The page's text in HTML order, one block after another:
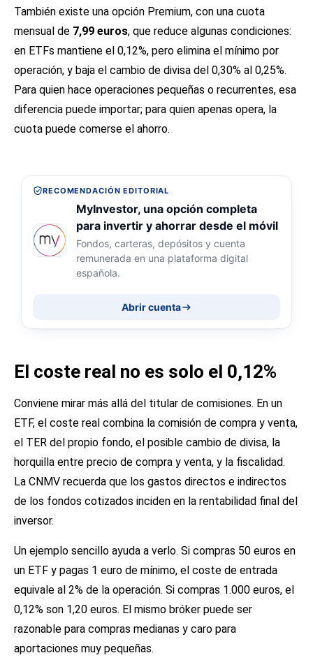
También existe una opción Premium, con una cuota
mensual de 7,99 euros, que reduce algunas condiciones:
en ETFs mantiene el 0,12%, pero elimina el mínimo por
operación, y baja el cambio de divisa del 0,30% al 0,25%.
Para quien hace operaciones pequeñas o recurrentes, esa
diferencia puede importar; para quien apenas opera, la
cuota puede comerse el ahorro.
RECOMENDACIÓN EDITORIAL
MyInvestor, una opción completa
para invertir y ahorrar desde el móvil
Fondos, carteras, depósitos y cuenta
remunerada en una plataforma digital
española.
Abrir cuenta
El coste real no es solo el 0,12%
Conviene mirar más allá del titular de comisiones. En un
ETF, el coste real combina la comisión de compra y venta,
el TER del propio fondo, el posible cambio de divisa, la
horquilla entre precio de compra y venta, y la fiscalidad.
La CNMV recuerda que los gastos directos e indirectos
de los fondos cotizados inciden en la rentabilidad final del
inversor.
Un ejemplo sencillo ayuda a verlo. Si compras 50 euros en
un ETF y pagas 1 euro de mínimo, el coste de entrada
equivale al 2% de la operación. Si compras 1.000 euros, el
0,12% son 1,20 euros. El mismo bróker puede ser
razonable para compras medianas y caro para
aportaciones muy pequeñas.